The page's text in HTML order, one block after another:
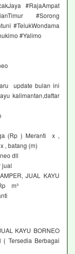
#RajaAmpat
#Sorong
#TelukWondama
#Yalimo
update bulan ini
kalimantan,daftar
(Rp ) Meranti x ,
, batang (m)
dll
jual
JUAL KAYU
m³
KAYU BORNEO
Tersedia Berbagai